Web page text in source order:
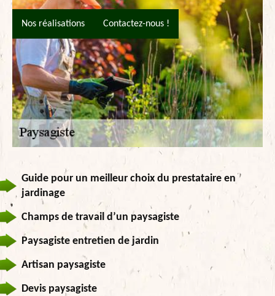
Nos réalisations Contactez-nous !
Guide pour un meilleur choix du prestataire en
jardinage
Champs de travail d’un paysagiste
Paysagiste entretien de jardin
Artisan paysagiste
Devis paysagiste